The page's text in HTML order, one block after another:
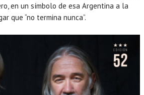
en un símbolo de esa Argentina a la
que “no termina nunca”.